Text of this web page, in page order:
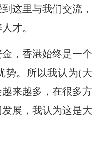
这里与我们交流，
才。
，香港始终是一个
势。所以我认为(大
来越多，在很多方
展，我认为这是大